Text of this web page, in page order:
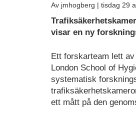
Av jmhogberg | tisdag 29
visar en ny
Ett forskarteam lett
London School of
systematisk
ett mått på den